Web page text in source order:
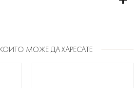
МОЖЕ ДА ХАРЕСАТЕ